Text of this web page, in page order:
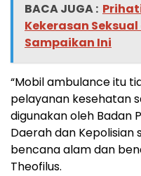
BACA JUGA :
Kekerasan
Sampaikan Ini
“Mobil ambulance itu
pelayanan kesehatan
digunakan oleh Badan
Daerah dan Kepolisian
bencana alam dan
Theofilus.